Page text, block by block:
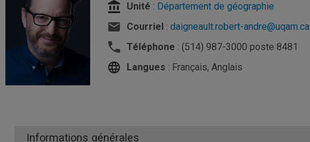
Unité : Département de géographie
Courriel : daigneault.robert-andre@uqam.ca
Téléphone : (514) 987-3000 poste 8481
Langues : Français, Anglais
Informations générales